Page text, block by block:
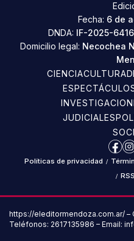
Fecha: 6 de
DNDA: IF-2025-
Domicilio legal: Necochea
CIENCIACULTURA
JUDICIALES
Políticas de privacidad /
/ RSS
https://eleditormendoza.com.ar/ –
Teléfonos: 2617135986 – Email: